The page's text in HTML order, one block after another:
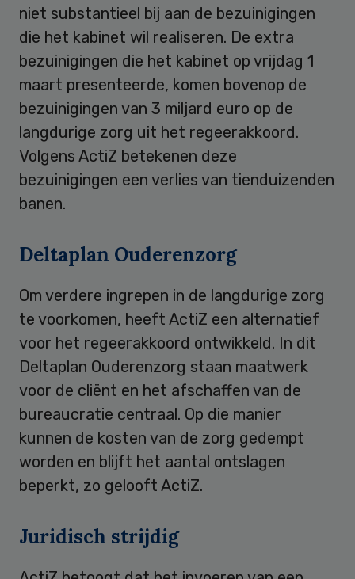
niet substantieel bij aan de bezuinigingen
die het kabinet wil realiseren. De extra
bezuinigingen die het kabinet op vrijdag 1
maart presenteerde, komen bovenop de
bezuinigingen van 3 miljard euro op de
langdurige zorg uit het regeerakkoord.
Volgens ActiZ betekenen deze
bezuinigingen een verlies van tienduizenden
banen.
Deltaplan Ouderenzorg
Om verdere ingrepen in de langdurige zorg
te voorkomen, heeft ActiZ een alternatief
voor het regeerakkoord ontwikkeld. In dit
Deltaplan Ouderenzorg staan maatwerk
voor de cliënt en het afschaffen van de
bureaucratie centraal. Op die manier
kunnen de kosten van de zorg gedempt
worden en blijft het aantal ontslagen
beperkt, zo gelooft ActiZ.
Juridisch strijdig